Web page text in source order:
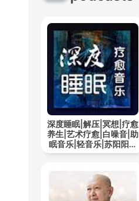
深度睡眠|解压|冥想|疗愈
养生|艺术疗愈|白噪音|助
眠音乐|轻音乐|苏阳阳频
道